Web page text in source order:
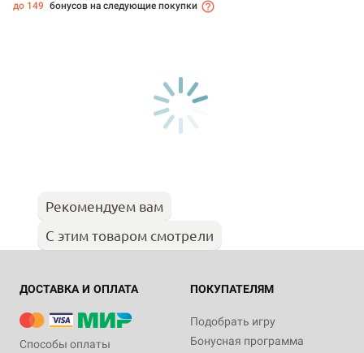
до 149 бонусов на следующие покупки
Рекомендуем вам
С этим товаром смотрели
ДОСТАВКА И ОПЛАТА
Способы оплаты
ПОКУПАТЕЛЯМ
Подобрать игру
Бонусная программа